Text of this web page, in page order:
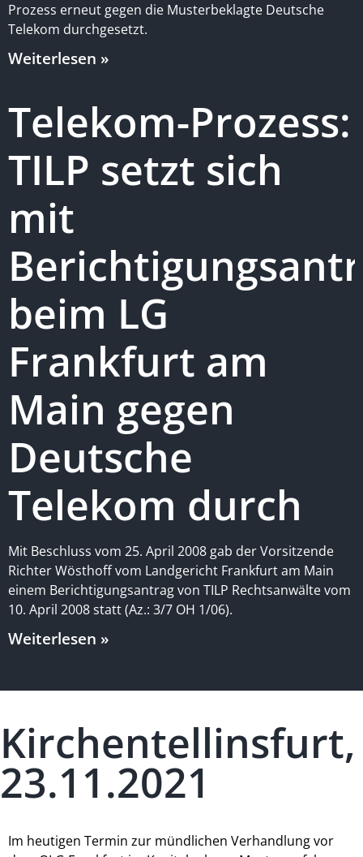
Prozess erneut gegen die Musterbeklagte Deutsche
Telekom durchgesetzt.
Weiterlesen »
Telekom-Prozess:
TILP setzt sich
mit
beim LG
Frankfurt am
Main gegen
Deutsche
Telekom durch
Mit Beschluss vom 25. April 2008 gab der Vorsitzende
Richter Wösthoff vom Landgericht Frankfurt am Main
einem Berichtigungsantrag von TILP Rechtsanwälte vom
10. April 2008 statt (Az.: 3/7 OH 1/06).
Weiterlesen »
Kirchentellinsfurt,
23.11.2021
Im heutigen Termin zur mündlichen Verhandlung vor